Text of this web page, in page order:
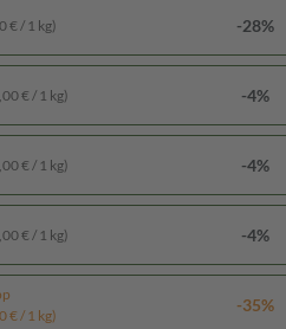
€ / 1 kg) -28%
€ / 1 kg) -4%
€ / 1 kg) -4%
€ / 1 kg) -4%
€ / 1 kg)
-35%